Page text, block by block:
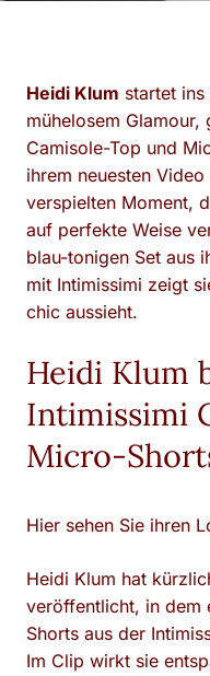
Heidi Klum startet
mühelosem
Camisole-Top und
ihrem neuesten
verspielten Moment,
auf perfekte Weise
blau-tonigen Set aus
mit Intimissimi zeigt
chic aussieht.
Heidi Klum
Intimissimi
Micro-
Hier sehen Sie ihren
Heidi Klum hat
veröffentlicht, in dem
Shorts aus der
Im Clip wirkt sie